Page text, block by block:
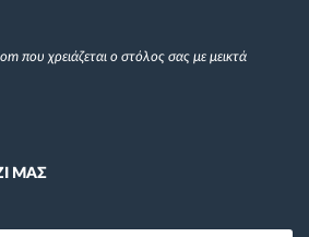
που χρειάζεται ο στόλος σας με μεικτά
ΜΑΣ